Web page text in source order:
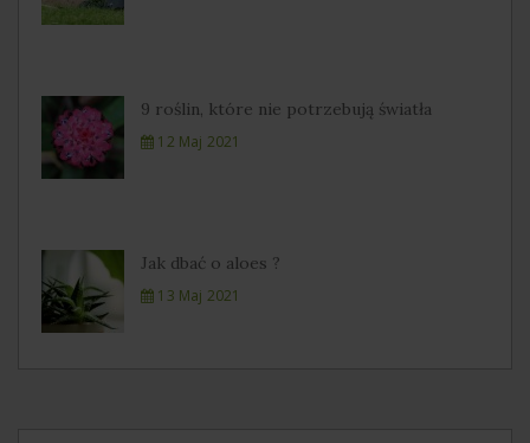
9 roślin, które nie potrzebują światła
12 Maj 2021
Jak dbać o aloes ?
13 Maj 2021